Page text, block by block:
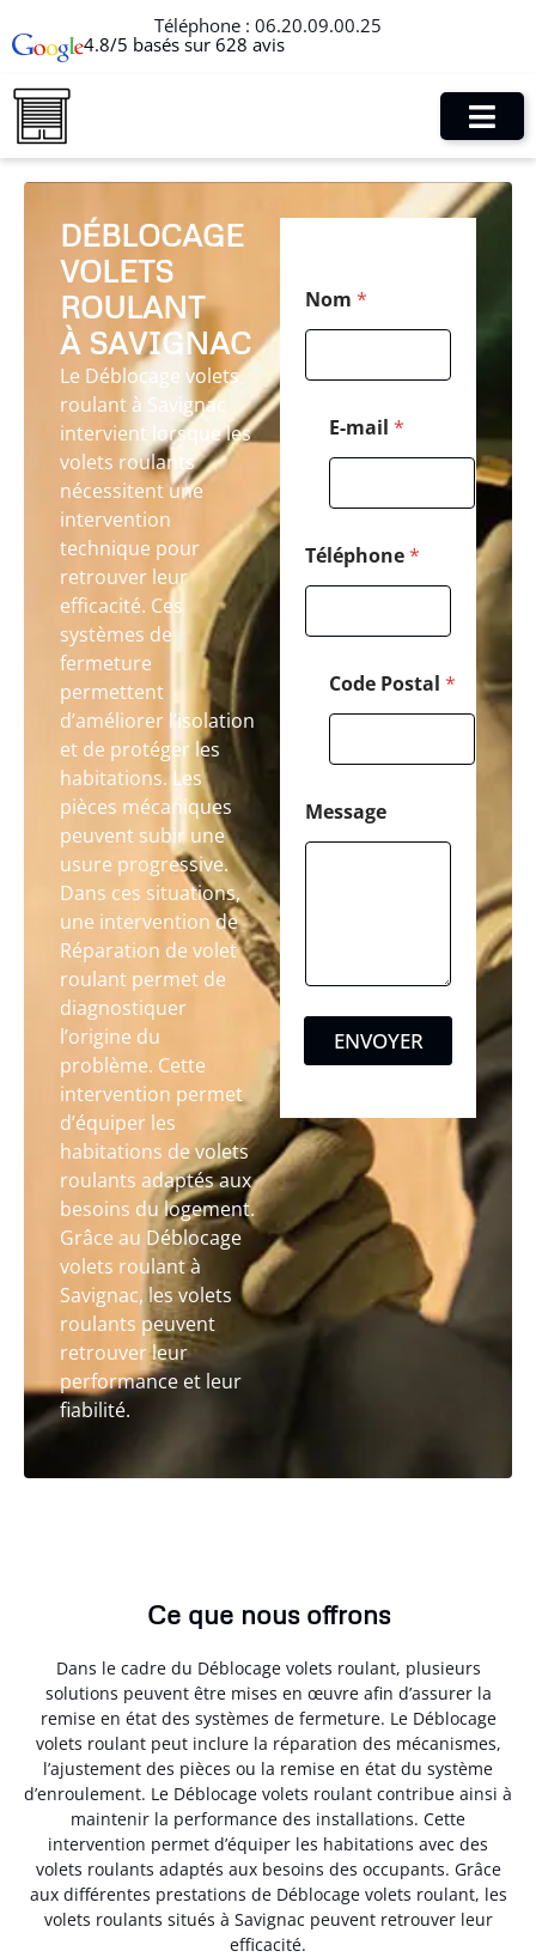
Téléphone : 06.20.09.00.25
4.8/5 basés sur 628 avis
DÉBLOCAGE
VOLETS
ROULANT
À SAVIGNAC
Le Déblocage volets
roulant à Savignac
intervient lorsque les
volets roulants
nécessitent une
intervention
technique pour
retrouver leur
efficacité. Ces
systèmes de
fermeture
permettent
d’améliorer l’isolation
et de protéger les
habitations. Les
pièces mécaniques
peuvent subir une
usure progressive.
Dans ces situations,
une intervention de
Réparation de volet
roulant permet de
diagnostiquer
l’origine du
problème. Cette
intervention permet
d’équiper les
habitations de volets
roulants adaptés aux
besoins du logement.
Grâce au Déblocage
volets roulant à
Savignac, les volets
roulants peuvent
retrouver leur
performance et leur
fiabilité.
Nom *
E-mail *
Téléphone*
Code Postal *
i
l
N
m
Message
ENVOYER
Ce que nous offrons
Dans le cadre du Déblocage volets roulant, plusieurs
solutions peuvent être mises en œuvre afin d’assurer la
remise en état des systèmes de fermeture. Le Déblocage
volets roulant peut inclure la réparation des mécanismes,
l’ajustement des pièces ou la remise en état du système
d’enroulement. Le Déblocage volets roulant contribue ainsi à
maintenir la performance des installations. Cette
intervention permet d’équiper les habitations avec des
volets roulants adaptés aux besoins des occupants. Grâce
aux différentes prestations de Déblocage volets roulant, les
volets roulants situés à Savignac peuvent retrouver leur
efficacité.